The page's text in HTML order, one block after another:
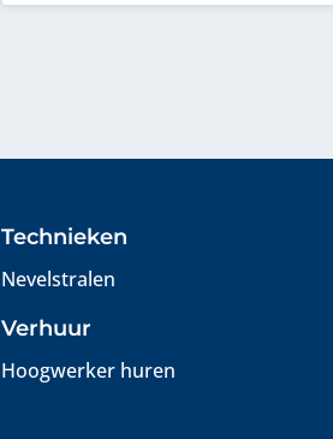
Technieken
Nevelstralen
Verhuur
Hoogwerker huren